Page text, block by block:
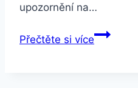
upozornění na…
Přečtěte si víceApple